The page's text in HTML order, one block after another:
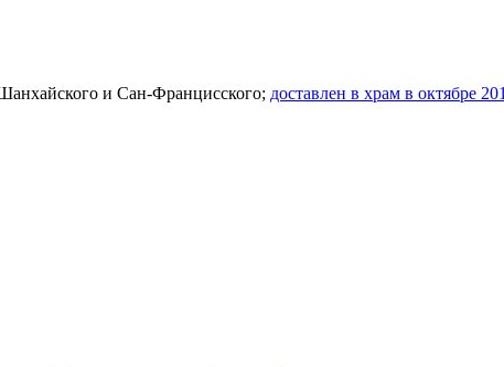
и Сан-Францисского; доставлен в храм в октябре